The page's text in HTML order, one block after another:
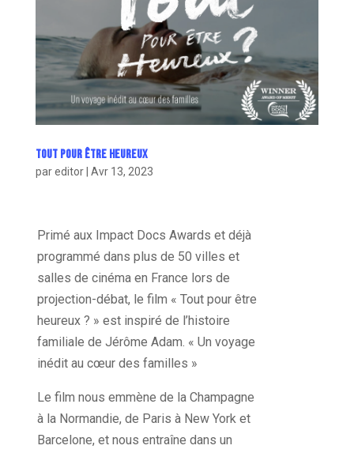
Tout pour être heureux
pareditor| Avr 13, 2023
Primé aux Impact Docs Awards et déjà
programmé dans plus de 50 villes et
salles de cinéma en France lors de
projection-débat, le film « Tout pour être
heureux ? » est inspiré de l’histoire
familiale de Jérôme Adam. « Un voyage
inédit au cœur des familles »
Le film nous emmène de la Champagne
à la Normandie, de Paris à New York et
Barcelone, et nous entraîne dans un